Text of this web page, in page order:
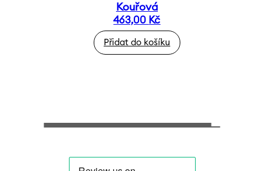
Kouřová
463,00 Kč
Přidat do košíku